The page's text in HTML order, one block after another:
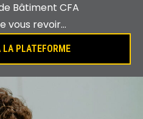
Bâtiment CFA
vous revoir…
LA PLATEFORME